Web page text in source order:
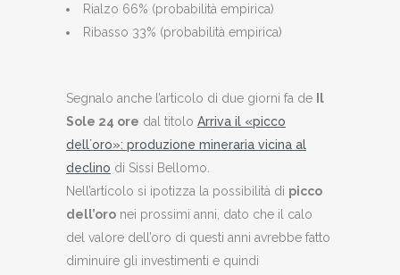
Rialzo 66% (probabilità empirica)
Ribasso 33% (probabilità empirica)
Segnalo anche l’articolo di due giorni fa de
Il
Sole 24 ore dal titolo Arriva il «picco
dellʼoro»: produzione mineraria vicina al
declino di Sissi Bellomo.
Nell’articolo si ipotizza la possibilità di picco
dell’oro nei prossimi anni, dato che il calo
del valore dell’oro di questi anni avrebbe fatto
diminuire gli investimenti e quindi